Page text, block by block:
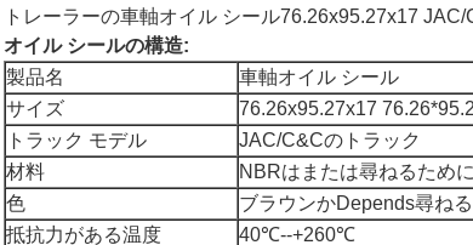
トレーラーの車軸オイル シール76.26x95.27x17
オイル シールの構造:
製品名
車軸オイル シール
サイズ
76.26x95.27x17
トラック モデル
JAC/C&Cのトラック
材料
NBRはまたは尋ねるため
色
ブラウンかDepends尋ね
抵抗力がある温度
40℃--+260℃